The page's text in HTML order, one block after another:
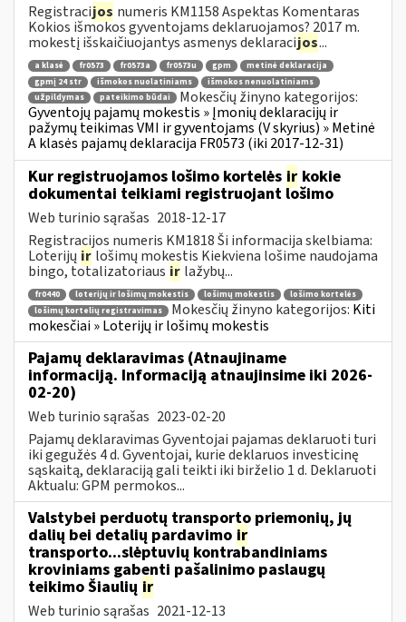
Registracijos numeris KM1158 Aspektas Komentaras
Kokios išmokos gyventojams deklaruojamos? 2017 m.
mokestį išskaičiuojantys asmenys deklaracijos...
a klasė fr0573 fr0573a fr0573u gpm
metinė deklaracija
gpmį 24 str
išmokos nuolatiniams
išmokos nenuolatiniams
užpildymas
pateikimo būdai
Mokesčių žinyno kategorijos:
Gyventojų pajamų mokestis » Įmonių deklaracijų ir
pažymų teikimas VMI ir gyventojams (V skyrius) » Metinė
A klasės pajamų deklaracija FR0573 (iki 2017-12-31)
Kur registruojamos lošimo kortelės ir kokie
dokumentai teikiami registruojant lošimo
Web turinio sąrašas 2018-12-17
Registracijos numeris KM1818 Ši informacija skelbiama:
Loterijų ir lošimų mokestis Kiekviena lošime naudojama
bingo, totalizatoriaus ir lažybų...
fr0440 loterijų ir lošimų mokestis lošimų mokestis
lošimo kortelės
lošimų kortelių registravimas
Mokesčių žinyno kategorijos: Kiti
mokesčiai » Loterijų ir lošimų mokestis
Pajamų deklaravimas (Atnaujiname
informaciją. Informaciją atnaujinsime iki 2026-
02-20)
Web turinio sąrašas 2023-02-20
Pajamų deklaravimas Gyventojai pajamas deklaruoti turi
iki gegužės 4 d. Gyventojai, kurie deklaruos investicinę
sąskaitą, deklaraciją gali teikti iki birželio 1 d. Deklaruoti
Aktualu: GPM permokos...
Valstybei perduotų transporto priemonių, jų
dalių bei detalių pardavimo ir
transporto...slėptuvių kontrabandiniams
kroviniams gabenti pašalinimo paslaugų
teikimo Šiaulių ir
Web turinio sąrašas 2021-12-13